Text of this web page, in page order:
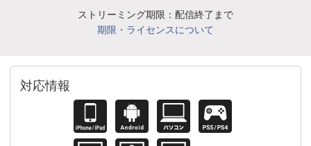
ストリーミング期限：配信終了まで
期限・ライセンスについて
対応情報